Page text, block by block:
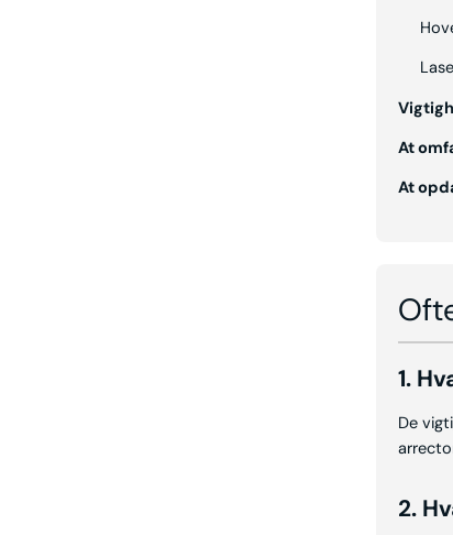
At
At
1.
De
2.